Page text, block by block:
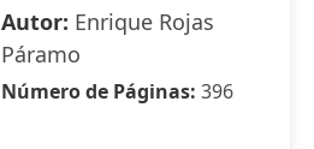
Autor: Enrique Rojas
Páramo
Número de Páginas: 396